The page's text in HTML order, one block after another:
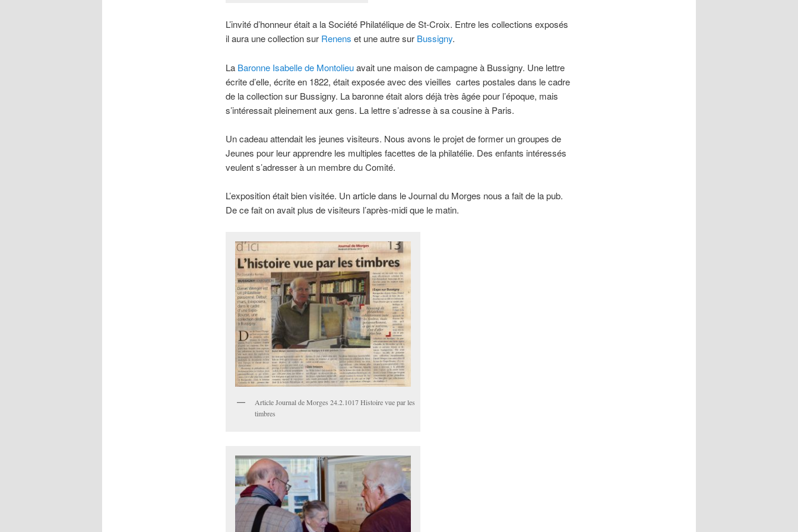
L’invité d’honneur était a la Société Philatélique de St-Croix. Entre les collections exposés
il aura une collection sur Renens et une autre sur Bussigny.
La Baronne Isabelle de Montolieuavait une maison de campagne à Bussigny. Une lettre
écrite d’elle, écrite en 1822, était exposée avec des vieilles cartes postales dans le cadre
de la collection sur Bussigny. La baronne était alors déjà très âgée pour l’époque, mais
s’intéressait pleinement aux gens. La lettre s’adresse à sa cousine à Paris.
Un cadeau attendait les jeunes visiteurs. Nous avons le projet de former un groupes de
Jeunes pour leur apprendre les multiples facettes de la philatélie. Des enfants intéressés
veulent s’adresser à un membre du Comité.
L’exposition était bien visitée. Un article dans le Journal du Morges nous a fait de la pub.
De ce fait on avait plus de visiteurs l’après-midi que le matin.
Article Journal de Morges 24.2.1017 Histoire vue par les
timbres